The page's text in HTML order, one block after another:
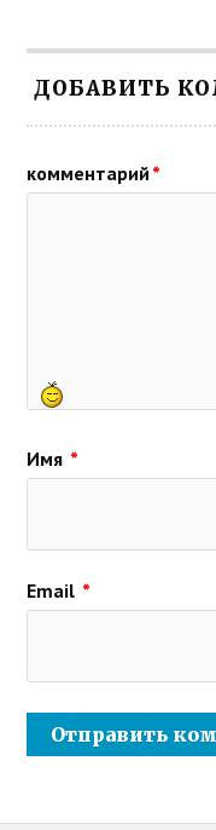
ДОБАВИТЬ
комментарий *
Имя *
Email *